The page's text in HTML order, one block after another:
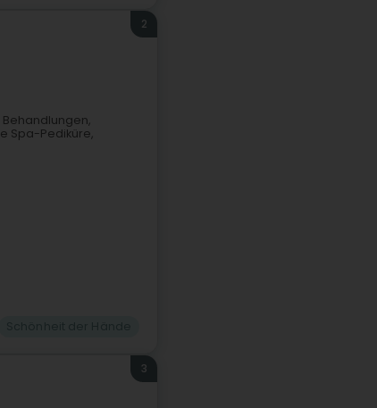
2
Spa-Pediküre,
3